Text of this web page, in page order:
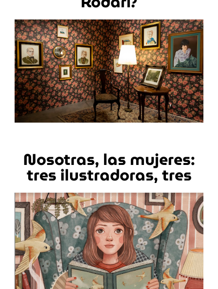
Nosotras, las mujeres:
tres ilustradoras, tres